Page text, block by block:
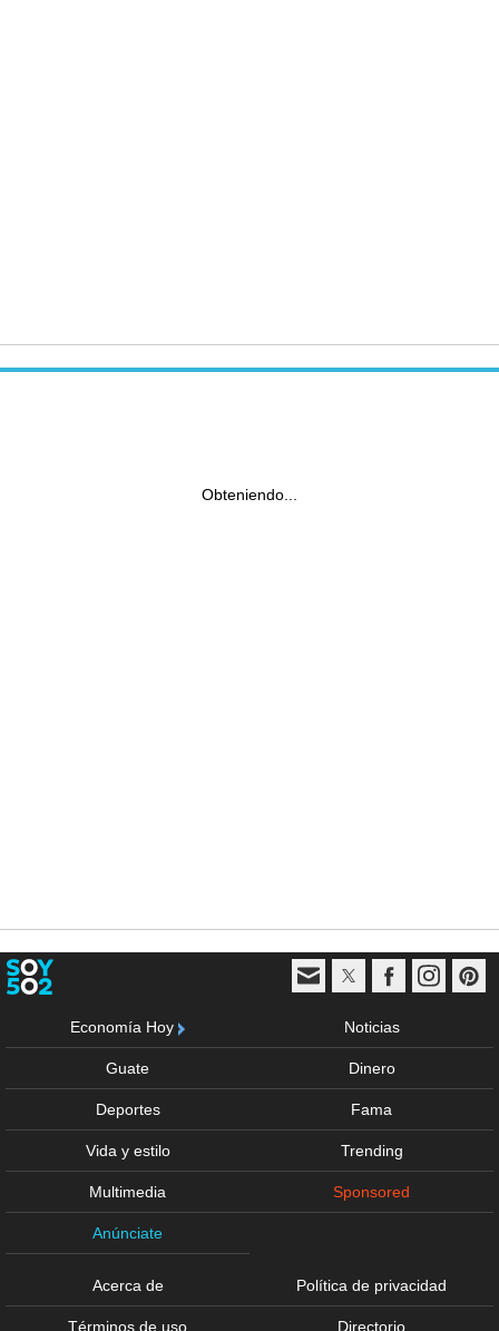
Obteniendo...
Economía Hoy Noticias
Guate Dinero
Deportes Fama
Vida y estilo Trending
Multimedia Sponsored
Anúnciate
Acerca de Política de privacidad
Términos de uso Directorio